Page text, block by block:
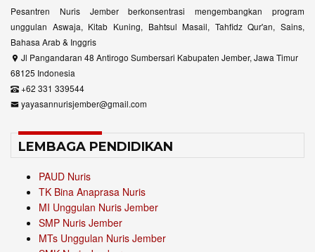
Pesantren Nuris Jember berkonsentrasi mengembangkan program
unggulan Aswaja, Kitab Kuning, Bahtsul Masail, Tahfidz Qur'an, Sains,
Bahasa Arab & Inggris
Jl Pangandaran 48 Antirogo Sumbersari Kabupaten Jember, Jawa Timur
68125 Indonesia
+62 331 339544
yayasannurisjember@gmail.com
LEMBAGA PENDIDIKAN
PAUD Nuris
TK Bina Anaprasa Nuris
MI Unggulan Nuris Jember
SMP Nuris Jember
MTs Unggulan Nuris Jember